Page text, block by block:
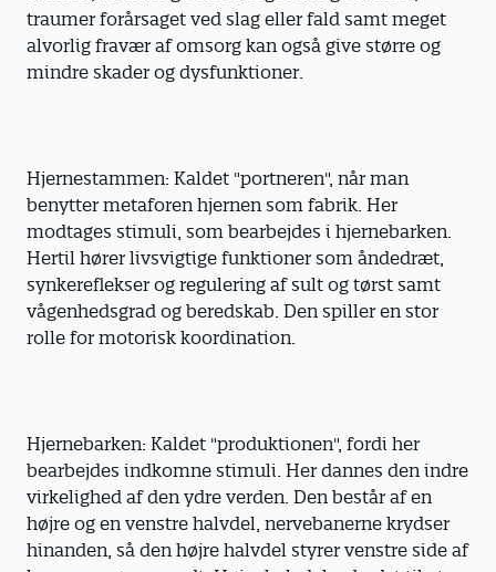
traumer forårsaget ved slag eller fald samt meget
alvorlig fravær af omsorg kan også give større og
mindre skader og dysfunktioner.
Hjernestammen: Kaldet "portneren", når man
benytter metaforen hjernen som fabrik. Her
modtages stimuli, som bearbejdes i hjernebarken.
Hertil hører livsvigtige funktioner som åndedræt,
synkereflekser og regulering af sult og tørst samt
vågenhedsgrad og beredskab. Den spiller en stor
rolle for motorisk koordination.
Hjernebarken: Kaldet "produktionen", fordi her
bearbejdes indkomne stimuli. Her dannes den indre
virkelighed af den ydre verden. Den består af en
højre og en venstre halvdel, nervebanerne krydser
hinanden, så den højre halvdel styrer venstre side af